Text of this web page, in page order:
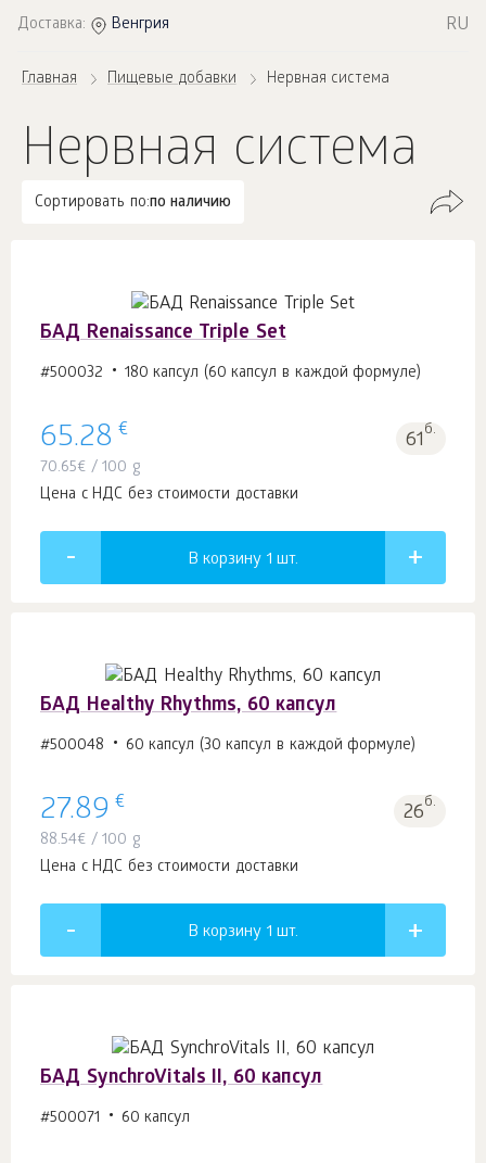
Доставка: Венгрия RU
Главная Пищевые добавки Нервная система
Нервная система
Сортировать по:по наличию
БАД Renaissance Triple Set
#500032 180 капсул (60 капсул в каждой формуле)
65.28 € 61б.
70.65€ / 100 g
Цена с НДС без стоимости доставки
В корзину 1 шт.
БАД Healthy Rhythms, 60 капсул
#500048 60 капсул (30 капсул в каждой формуле)
27.89 € 26б.
88.54€ / 100 g
Цена с НДС без стоимости доставки
В корзину 1 шт.
БАД SynchroVitals II, 60 капсул
#500071 60 капсул